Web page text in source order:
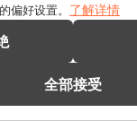
偏好设置。 了解详情
全部接受